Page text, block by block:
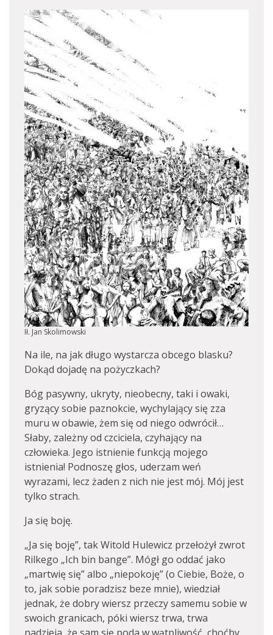
Ił. Jan Skolimowski
Na ile, na jak długo wystarcza obcego blasku?
Dokąd dojadę na pożyczkach?
Bóg pasywny, ukryty, nieobecny, taki i owaki,
gryzący sobie paznokcie, wychylający się zza
muru w obawie, żem się od niego odwrócił…
Słaby, zależny od czciciela, czyhający na
człowieka. Jego istnienie funkcją mojego
istnienia! Podnoszę głos, uderzam weń
wyrazami, lecz żaden z nich nie jest mój. Mój jest
tylko strach.
Ja się boję.
„Ja się boję”, tak Witold Hulewicz przełożył zwrot
Rilkego „Ich bin bange”. Mógł go oddać jako
„martwię się” albo „niepokoję” (o Ciebie, Boże, o
to, jak sobie poradzisz beze mnie), wiedział
jednak, że dobry wiersz przeczy samemu sobie w
swoich granicach, póki wiersz trwa, trwa